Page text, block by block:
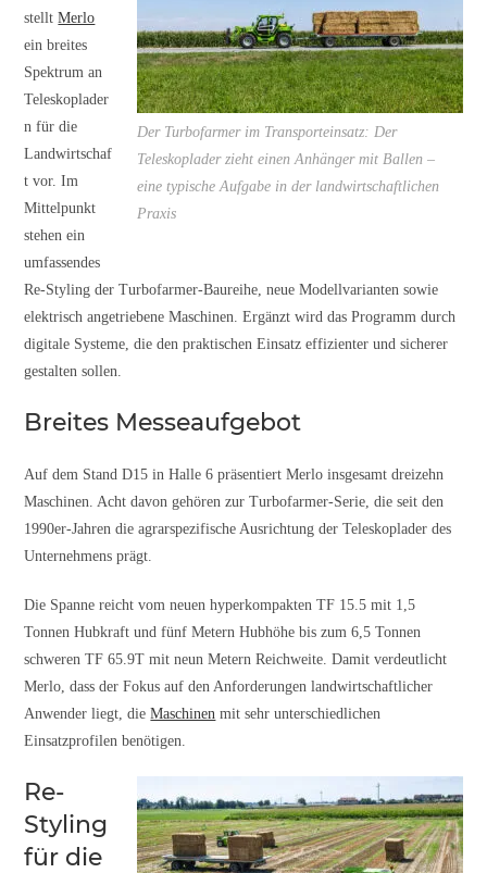
Der Turbofarmer im Transporteinsatz: Der
Teleskoplader zieht einen Anhänger mit Ballen –
eine typische Aufgabe in der landwirtschaftlichen
Praxis
stelltMerlo
ein breites
Spektrum an
Teleskoplader
n für die
Landwirtschaf
t vor. Im
Mittelpunkt
stehen ein
umfassendes
Re-Styling der Turbofarmer-Baureihe, neue Modellvarianten sowie
elektrisch angetriebene Maschinen. Ergänzt wird das Programm durch
digitale Systeme, die den praktischen Einsatz effizienter und sicherer
gestalten sollen.
Breites Messeaufgebot
Auf dem Stand D15 in Halle 6 präsentiert Merlo insgesamt dreizehn
Maschinen. Acht davon gehören zur Turbofarmer-Serie, die seit den
1990er-Jahren die agrarspezifische Ausrichtung der Teleskoplader des
Unternehmens prägt.
Die Spanne reicht vom neuen hyperkompakten TF 15.5 mit 1,5
Tonnen Hubkraft und fünf Metern Hubhöhe bis zum 6,5 Tonnen
schweren TF 65.9T mit neun Metern Reichweite. Damit verdeutlicht
Merlo, dass der Fokus auf den Anforderungen landwirtschaftlicher
Anwender liegt, dieMaschinen mit sehr unterschiedlichen
Einsatzprofilen benötigen.
Re-
Styling
für die